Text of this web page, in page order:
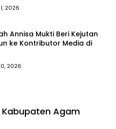
2026
Annisa Mukti Beri Kejutan
ke Kontributor Media di
2026
Agam